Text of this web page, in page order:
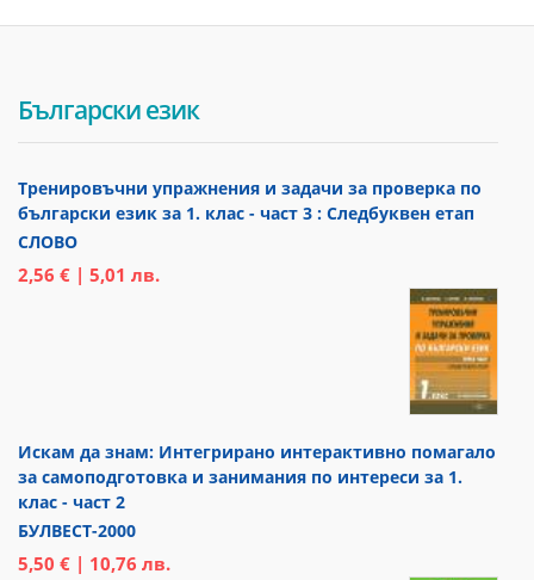
Български език
Тренировъчни упражнения и задачи за проверка по
български език за 1. клас - част 3 : Следбуквен етап
СЛОВО
2,56 € | 5,01 лв.
Искам да знам: Интегрирано интерактивно помагало
за самоподготовка и занимания по интереси за 1.
клас - част 2
БУЛВЕСТ-2000
5,50 € | 10,76 лв.